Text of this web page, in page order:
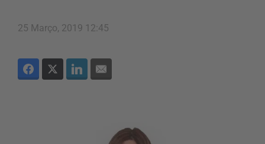
25 Março, 2019 12:45